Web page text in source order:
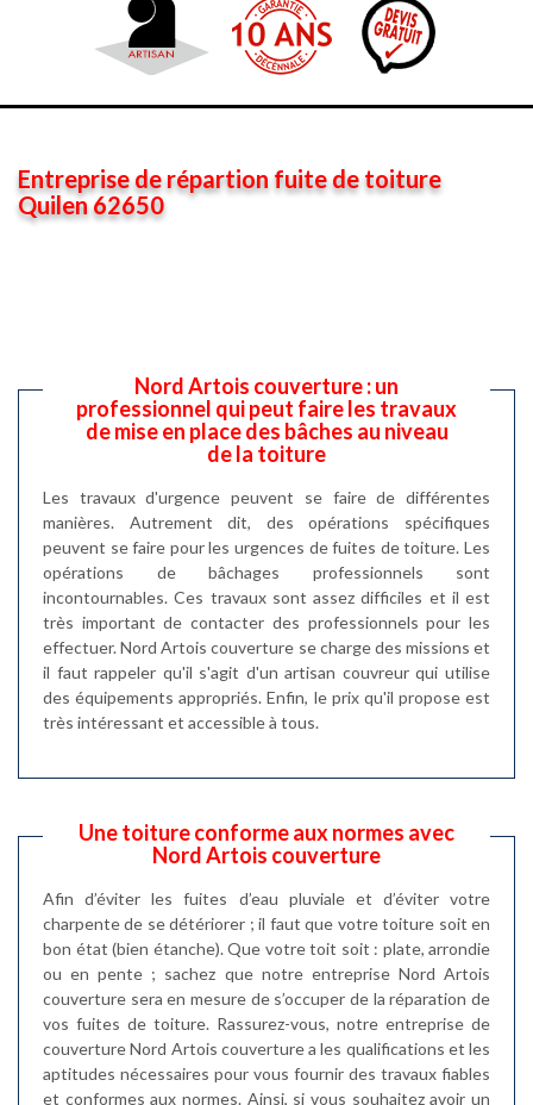
Entreprise de répartion fuite de toiture
Quilen 62650
Nord Artois couverture : un
professionnel qui peut faire les travaux
de mise en place des bâches au niveau
de la toiture
Les travaux d'urgence peuvent se faire de différentes
manières. Autrement dit, des opérations spécifiques
peuvent se faire pour les urgences de fuites de toiture. Les
opérations de bâchages professionnels sont
incontournables. Ces travaux sont assez difficiles et il est
très important de contacter des professionnels pour les
effectuer. Nord Artois couverture se charge des missions et
il faut rappeler qu'il s'agit d'un artisan couvreur qui utilise
des équipements appropriés. Enfin, le prix qu'il propose est
très intéressant et accessible à tous.
Une toiture conforme aux normes avec
Nord Artois couverture
Afin d’éviter les fuites d’eau pluviale et d’éviter votre
charpente de se détériorer ; il faut que votre toiture soit en
bon état (bien étanche). Que votre toit soit : plate, arrondie
ou en pente ; sachez que notre entreprise Nord Artois
couverture sera en mesure de s’occuper de la réparation de
vos fuites de toiture. Rassurez-vous, notre entreprise de
couverture Nord Artois couverture a les qualifications et les
aptitudes nécessaires pour vous fournir des travaux fiables
et conformes aux normes. Ainsi, si vous souhaitez avoir un